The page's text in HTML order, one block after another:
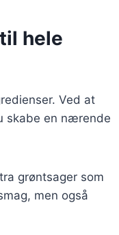
hele
Ved at
skabe en nærende
grøntsager som
men også